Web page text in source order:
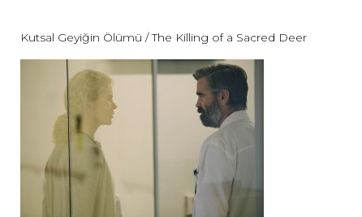
Kutsal Geyiğin Ölümü / The Killing of a Sacred Deer